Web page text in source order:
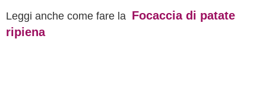
Leggi anche come fare la Focaccia di patate
ripiena